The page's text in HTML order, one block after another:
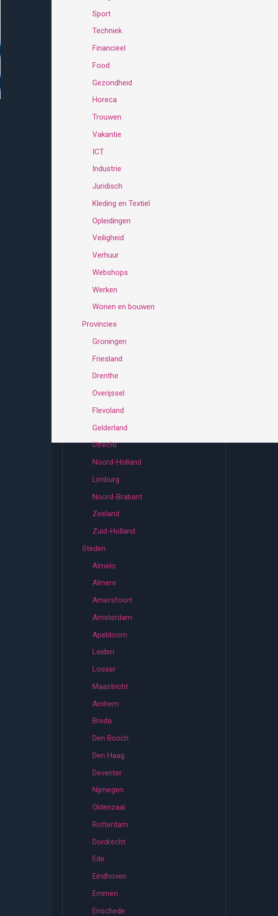
Sport
Techniek
Financieel
Food
Gezondheid
Horeca
Trouwen
Vakantie
ICT
Industrie
Juridisch
Kleding en Textiel
Opleidingen
Veiligheid
Verhuur
Webshops
Werken
Wonen en bouwen
Provincies
Groningen
Friesland
Drenthe
Overijssel
Flevoland
Gelderland
Utrecht
Noord-Holland
Limburg
Noord-Brabant
Zeeland
Zuid-Holland
Steden
Almelo
Almere
Amersfoort
Amsterdam
Apeldoorn
Leiden
Losser
Maastricht
Arnhem
Breda
Den Bosch
Den Haag
Deventer
Nijmegen
Oldenzaal
Rotterdam
Dordrecht
Ede
Eindhoven
Emmen
Enschede